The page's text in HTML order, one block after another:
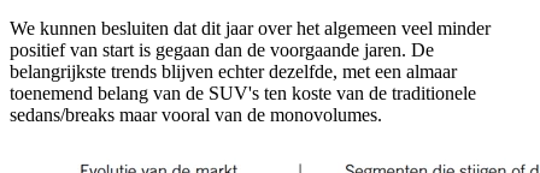
We kunnen besluiten dat dit jaar over het algemeen veel minder
positief van start is gegaan dan de voorgaande jaren. De
belangrijkste trends blijven echter dezelfde, met een almaar
toenemend belang van de SUV's ten koste van de traditionele
sedans/breaks maar vooral van de monovolumes.